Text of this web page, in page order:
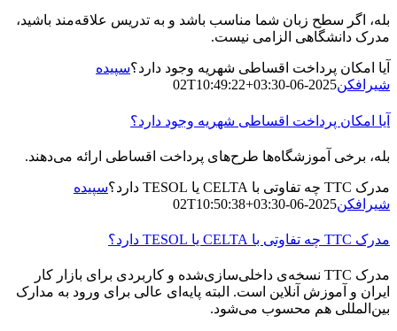
بله، اگر سطح زبان شما مناسب باشد و به تدریس علاقه‌مند باشید،
مدرک دانشگاهی الزامی نیست.
آیا امکان پرداخت اقساطی شهریه وجود دارد؟سپیده
شیرافکن2025-06-02T10:49:22+03:30
آیا امکان پرداخت اقساطی شهریه وجود دارد؟
بله، برخی آموزشگاه‌ها طرح‌های پرداخت اقساطی ارائه می‌دهند.
مدرک TTC چه تفاوتی با CELTA یا TESOL دارد؟
سپیده
شیرافکن2025-06-02T10:50:38+03:30
مدرک TTC چه تفاوتی با CELTA یا TESOL دارد؟
مدرک TTC نسخه‌ی داخلی‌سازی‌شده و کاربردی برای بازار کار
ایران و آموزش آنلاین است. البته پایه‌ای عالی برای ورود به مدارک
بین‌المللی هم محسوب می‌شود.